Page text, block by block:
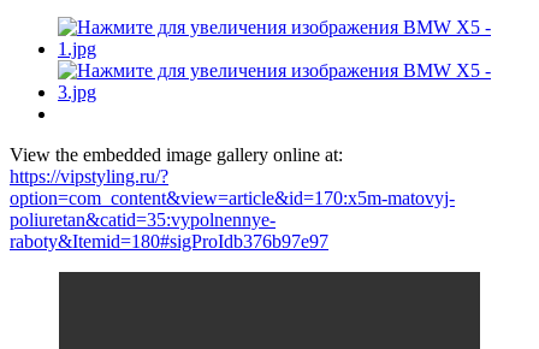
View the embedded image gallery online at:
https://vipstyling.ru/?
option=com_content&view=article&id=170:x5m-matovyj-
poliuretan&catid=35:vypolnennye-
raboty&Itemid=180#sigProIdb376b97e97